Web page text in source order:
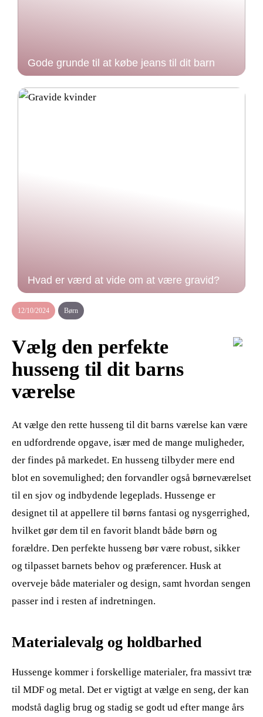
Gode grunde til at købe jeans til dit barn
Hvad er værd at vide om at være gravid?
12/10/2024 Børn
Vælg den perfekte
husseng til dit barns
værelse
At vælge den rette husseng til dit barns værelse kan være
en udfordrende opgave, især med de mange muligheder,
der findes på markedet. En husseng tilbyder mere end
blot en sovemulighed; den forvandler også børneværelset
til en sjov og indbydende legeplads. Hussenge er
designet til at appellere til børns fantasi og nysgerrighed,
hvilket gør dem til en favorit blandt både børn og
forældre. Den perfekte husseng bør være robust, sikker
og tilpasset barnets behov og præferencer. Husk at
overveje både materialer og design, samt hvordan sengen
passer ind i resten af indretningen.
Materialevalg og holdbarhed
Hussenge kommer i forskellige materialer, fra massivt træ
til MDF og metal. Det er vigtigt at vælge en seng, der kan
modstå daglig brug og stadig se godt ud efter mange års